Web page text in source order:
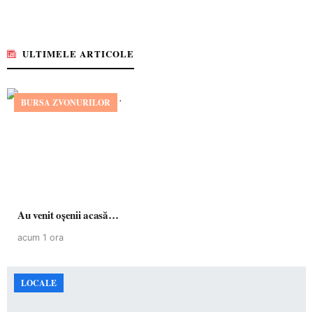
ULTIMELE ARTICOLE
BURSA ZVONURILOR
Au venit oșenii acasă…
acum 1 ora
LOCALE